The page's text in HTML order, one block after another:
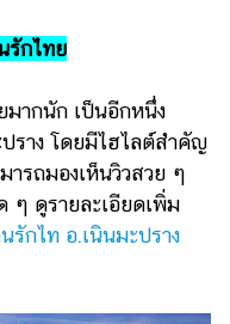
รักไทย
มากนัก เป็นอีกหนึ่ง
ปราง โดยมีไฮไลต์สำคัญ
รถมองเห็นวิวสวย ๆ
ๆ ดูรายละเอียดเพิ่ม
รักไท อ.เนินมะปราง